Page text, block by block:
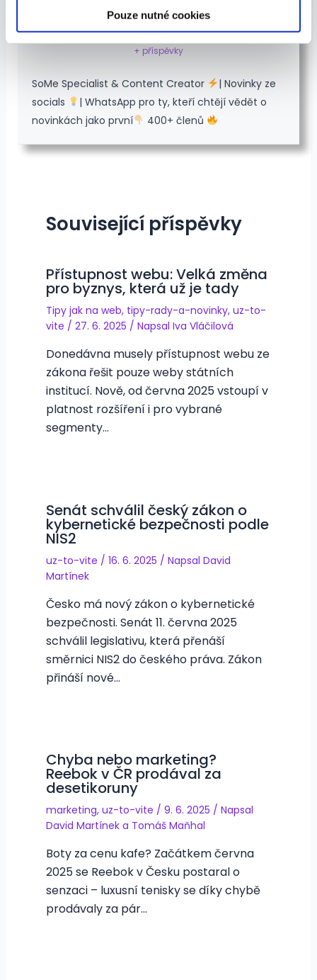
Pouze nutné cookies
David Bálek
+ příspěvky
SoMe Specialist & Content Creator
| Novinky ze
socials
| WhatsApp pro ty, kteří chtějí vědět o
novinkách jako první
400+ členů
Související příspěvky
Přístupnost webu: Velká změna
pro byznys, která už je tady
Tipy jak na web, tipy-rady-a-novinky, uz-to-
vite / 27. 6. 2025 / Napsal Iva Vláčilová
Donedávna musely přístupnost webu ze
zákona řešit pouze weby státních
institucí. Nově, od června 2025 vstoupí v
platnost rozšíření i pro vybrané
segmenty…
Senát schválil český zákon o
kybernetické bezpečnosti podle
NIS2
uz-to-vite / 16. 6. 2025 / Napsal David
Martínek
Česko má nový zákon o kybernetické
bezpečnosti. Senát 11. června 2025
schválil legislativu, která přenáší
směrnici NIS2 do českého práva. Zákon
přináší nové…
Chyba nebo marketing?
Reebok v ČR prodával za
desetikoruny
marketing, uz-to-vite / 9. 6. 2025 / Napsal
David Martíneka Tomáš Maňhal
Boty za cenu kafe? Začátkem června
2025 se Reebok v Česku postaral o
senzaci – luxusní tenisky se díky chybě
prodávaly za pár…